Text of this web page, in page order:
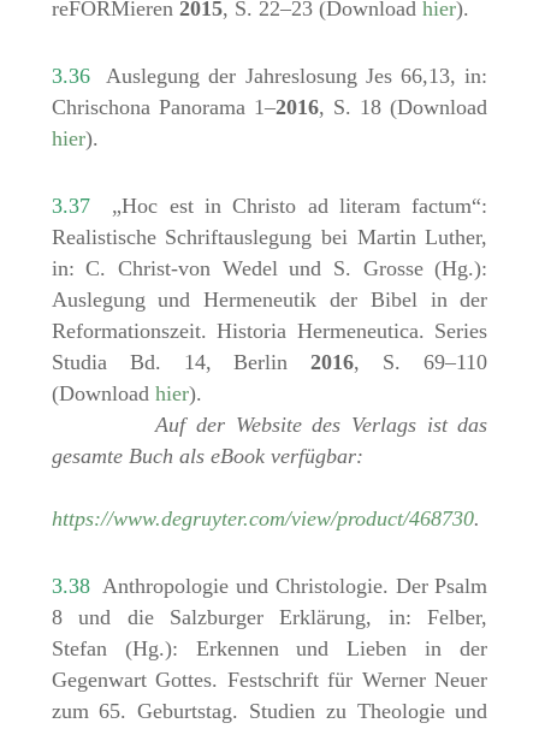
reFORMieren 2015, S. 22–23 (Download hier).
3.36Auslegung der Jahreslosung Jes 66,13, in:
Chrischona Panorama 1–2016, S. 18 (Download
hier).
3.37„Hoc est in Christo ad literam factum“:
Realistische Schriftauslegung bei Martin Luther,
in: C. Christ-von Wedel und S. Grosse (Hg.):
Auslegung und Hermeneutik der Bibel in der
Reformationszeit. Historia Hermeneutica. Series
Studia Bd. 14, Berlin2016, S. 69–110
(Download hier).
Auf der Website des Verlags ist das
gesamte Buch als eBook verfügbar:
https://www.degruyter.com/view/product/468730.
3.38Anthropologie und Christologie. Der Psalm
8 und die Salzburger Erklärung, in: Felber,
Stefan (Hg.): Erkennen und Lieben in der
Gegenwart Gottes. Festschrift für Werner Neuer
zum 65. Geburtstag. Studien zu Theologie und